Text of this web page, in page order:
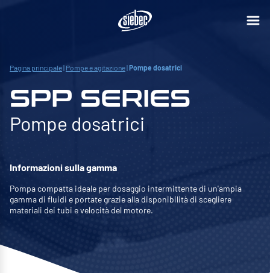
Pagina principale| Pompe e agitazione|Pompe dosatrici
SPP SERIES
Pompe dosatrici
Informazioni sulla gamma
Pompa compatta ideale per dosaggio intermittente di un'ampia
gamma di fluidi e portate grazie alla disponibilità di scegliere
materiali dei tubi e velocità del motore.